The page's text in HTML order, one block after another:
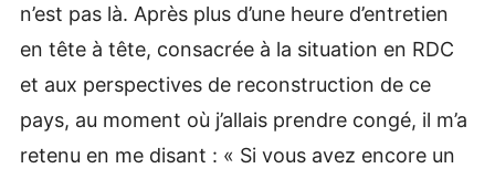
n’est pas là. Après plus d’une heure d’entretien
en tête à tête, consacrée à la situation en RDC
et aux perspectives de reconstruction de ce
pays, au moment où j’allais prendre congé, il m’a
retenu en me disant : « Si vous avez encore un